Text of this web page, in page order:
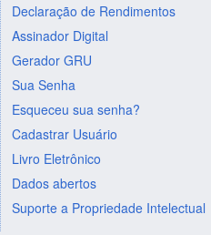
Declaração de Rendimentos
Assinador Digital
Gerador GRU
Sua Senha
Esqueceu sua senha?
Cadastrar Usuário
Livro Eletrônico
Dados abertos
Suporte a Propriedade Intelectual